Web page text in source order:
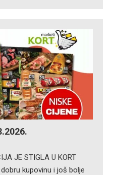
JE STIGLA U KORT
kupovinu i još bolje